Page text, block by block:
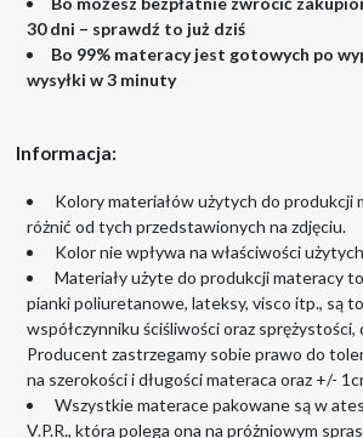
30 dni – sprawdź to już dziś
Bo 99% materacy jest gotowych po
wysyłki w 3 minuty
Informacja:
Kolory materiałów użytych do produkcji
różnić od tych przedstawionych na zdjęciu.
Kolor nie wpływa na właściwości
Materiały użyte do produkcji materacy
pianki poliuretanowe, lateksy, visco itp., są
współczynniku ściśliwości oraz sprężystości,
Producent zastrzegamy sobie prawo do
na szerokości i długości materaca oraz +/-
Wszystkie materace pakowane są w
V.P.R., która polega ona na próżniowym